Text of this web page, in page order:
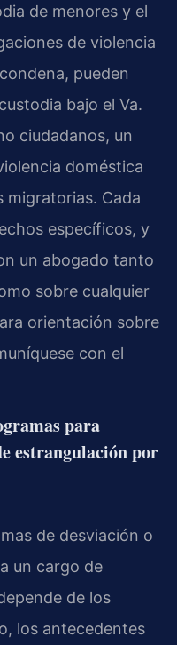
de menores y el
de violencia
pueden
bajo el Va.
ciudadanos, un
doméstica
migratorias. Cada
específicos, y
un abogado tanto
sobre cualquier
orientación sobre
con el
para
estrangulación por
de desviación o
un cargo de
de los
los antecedentes